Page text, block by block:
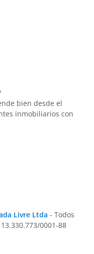
bien desde el
inmobiliarios con
Livre Ltda - Todos
0001-88